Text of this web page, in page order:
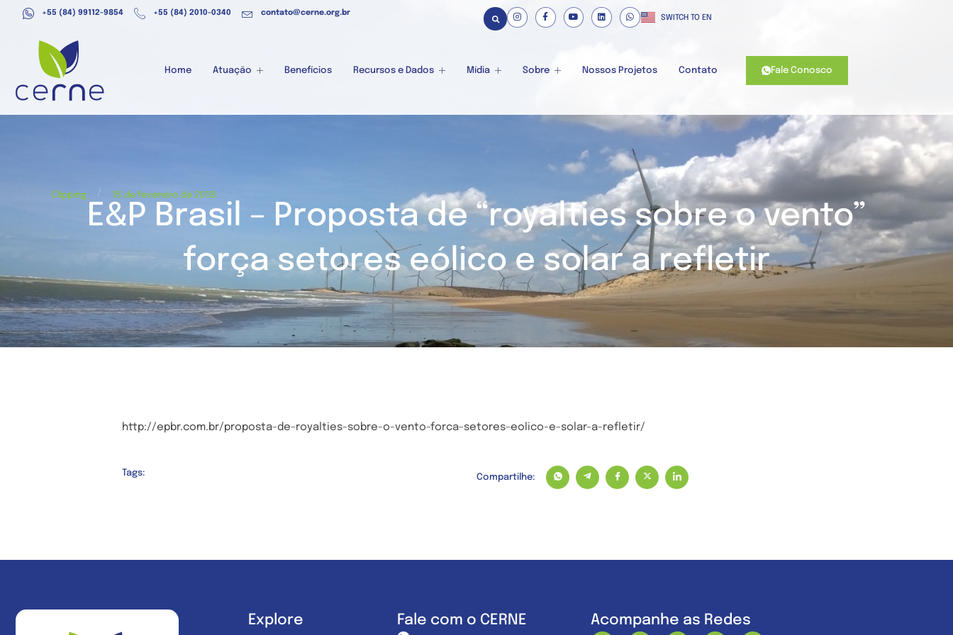
+55 (84) 99112-9854 +55 (84) 2010-0340 contato@cerne.org.br
SWITCH TO EN
Home Atuação Benefícios Recursos e Dados Mídia Sobre Nossos Projetos Contato Fale Conosco
Clipping / 15 de fevereiro de 2018
E&P Brasil – Proposta de “royalties sobre o vento”
força setores eólico e solar a refletir
http://epbr.com.br/proposta-de-royalties-sobre-o-vento-forca-setores-eolico-e-solar-a-refletir/
Tags:
Compartilhe:
Explore Fale com o CERNE Acompanhe as Redes